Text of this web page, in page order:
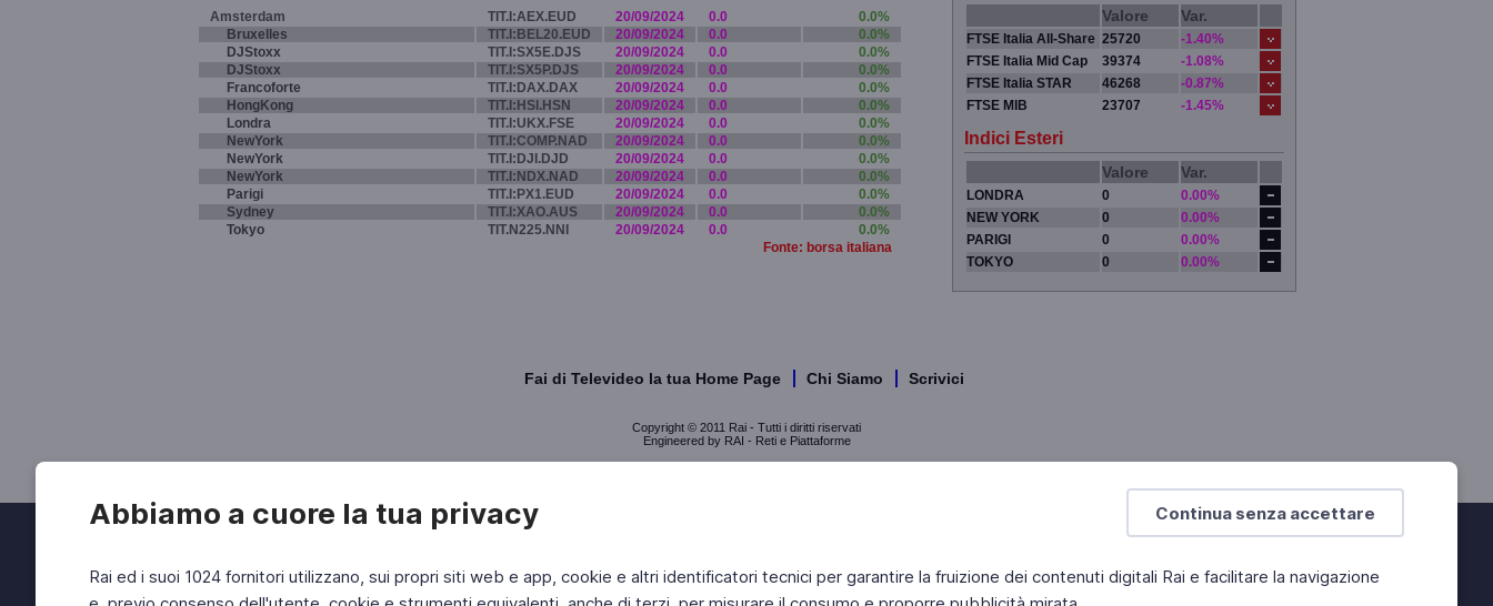
Continua senza accettare
Abbiamo a cuore la tua privacy
Rai ed i suoi 1024 fornitori utilizzano, sui propri siti web e app, cookie e altri identificatori tecnici per garantire la fruizione dei contenuti digitali Rai e facilitare la navigazione
Amsterdam TIT.I:AEX.EUD 20/09/2024 0.0
0.0%
Bruxelles
TIT.I:BEL20.EUD 20/09/2024 0.0
0.0%
DJStoxx
TIT.I:SX5E.DJS 20/09/2024 0.0
0.0%
DJStoxx
TIT.I:SX5P.DJS 20/09/2024 0.0
0.0%
Francoforte
TIT.I:DAX.DAX 20/09/2024 0.0
0.0%
HongKong
TIT.I:HSI.HSN 20/09/2024 0.0
0.0%
Londra
TIT.I:UKX.FSE 20/09/2024 0.0
0.0%
NewYork
TIT.I:COMP.NAD 20/09/2024 0.0
0.0%
NewYork
TIT.I:DJI.DJD 20/09/2024 0.0
0.0%
NewYork
TIT.I:NDX.NAD 20/09/2024 0.0
0.0%
Parigi
TIT.I:PX1.EUD 20/09/2024 0.0
0.0%
Sydney
TIT.I:XAO.AUS 20/09/2024 0.0
0.0%
Tokyo
TIT.N225.NNI 20/09/2024 0.0
0.0%
Fonte: borsa italiana
Valore Var.
FTSE Italia All-Share 25720
-1.40%
FTSE Italia Mid Cap
39374
-1.08%
FTSE Italia STAR
46268
-0.87%
FTSE MIB
23707 -1.45%
Indici Esteri
Valore Var.
LONDRA 0
0.00%
NEW YORK
0
0.00%
PARIGI
0
0.00%
TOKYO
0 0.00%
Fai di Televideo la tua Home Page Chi Siamo Scrivici
Copyright © 2011 Rai - Tutti i diritti riservati
Engineered by RAI - Reti e Piattaforme